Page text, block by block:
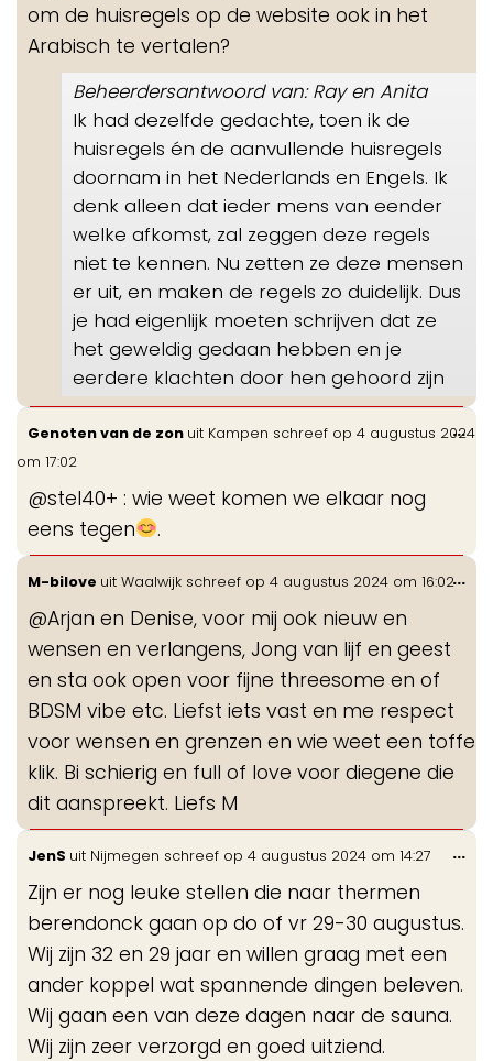
om de huisregels op de website ook in het
Arabisch te vertalen?
Beheerdersantwoord van: Ray en Anita
Ik had dezelfde gedachte, toen ik de
huisregels én de aanvullende huisregels
doornam in het Nederlands en Engels. Ik
denk alleen dat ieder mens van eender
welke afkomst, zal zeggen deze regels
niet te kennen. Nu zetten ze deze mensen
er uit, en maken de regels zo duidelijk. Dus
je had eigenlijk moeten schrijven dat ze
het geweldig gedaan hebben en je
eerdere klachten door hen gehoord zijn
Genoten van de zon uit Kampen schreef op 4 augustus 2024
om 17:02
@stel40+ : wie weet komen we elkaar nog
eens tegen
.
...
M-bilove uit Waalwijk schreef op 4 augustus 2024 om 16:02
@Arjan en Denise, voor mij ook nieuw en
wensen en verlangens, Jong van lijf en geest
en sta ook open voor fijne threesome en of
BDSM vibe etc. Liefst iets vast en me respect
voor wensen en grenzen en wie weet een toffe
klik. Bi schierig en full of love voor diegene die
dit aanspreekt. Liefs M
...
JenS uit Nijmegen schreef op 4 augustus 2024 om 14:27
Zijn er nog leuke stellen die naar thermen
berendonck gaan op do of vr 29-30 augustus.
Wij zijn 32 en 29 jaar en willen graag met een
ander koppel wat spannende dingen beleven.
Wij gaan een van deze dagen naar de sauna.
Wij zijn zeer verzorgd en goed uitziend.
...